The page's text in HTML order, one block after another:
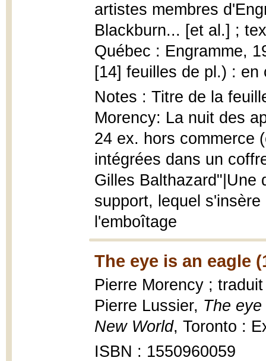
artistes membres
Blackburn... [et al.] ;
Québec : Engramme,
[14] feuilles de pl.) :
Notes : Titre de la
Morency: La nuit des
24 ex. hors commerce
intégrées dans un
Gilles Balthazard"|Une
support, lequel
l'emboîtage
The eye is an eagle
Pierre Morency ;
Pierre Lussier, The
New World, Toronto :
ISBN : 1550960059